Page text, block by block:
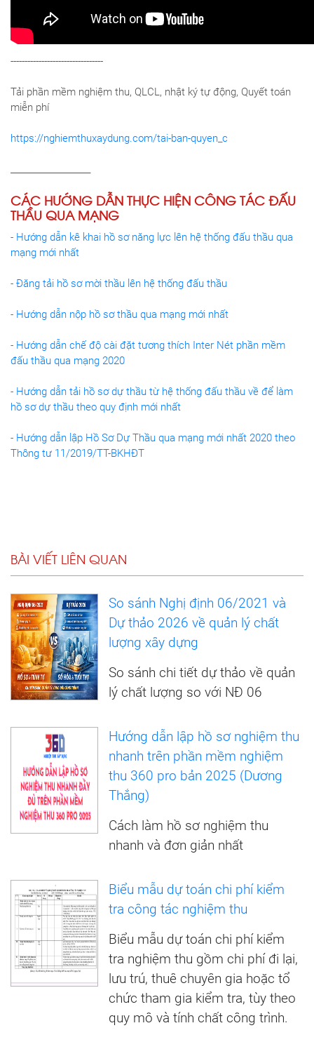
---------------------------------
Tải phần mềm nghiệm thu, QLCL, nhật ký tự động, Quyết toán
miễn phí
https://nghiemthuxaydung.com/tai-ban-quyen_c
CÁC HƯỚNG DẪN THỰC HIỆN CÔNG TÁC ĐẤU
THẦU QUA MẠNG
- Hướng dẫn kê khai hồ sơ năng lực lên hệ thống đấu thầu qua
mạng mới nhất
- Đăng tải hồ sơ mời thầu lên hệ thống đấu thầu
- Hướng dẫn nộp hồ sơ thầu qua mạng mới nhất
- Hướng dẫn chế độ cài đặt tương thích Inter Nét phần mềm
đấu thầu qua mạng 2020
- Hướng dẫn tải hồ sơ dự thầu từ hệ thống đấu thầu về để làm
hồ sơ dự thầu theo quy định mới nhất
- Hướng dẫn lập Hồ Sơ Dự Thầu qua mạng mới nhất 2020 theo
Thông tư 11/2019/TT-BKHĐT
BÀI VIẾT LIÊN QUAN
So sánh Nghị định 06/2021 và
Dự thảo 2026 về quản lý chất
lượng xây dựng
So sánh chi tiết dự thảo về quản
lý chất lượng so với NĐ 06
Hướng dẫn lập hồ sơ nghiệm thu
nhanh trên phần mềm nghiệm
thu 360 pro bản 2025 (Dương
Thắng)
Cách làm hồ sơ nghiệm thu
nhanh và đơn giản nhất
Biểu mẫu dự toán chi phí kiểm
tra công tác nghiệm thu
Biểu mẫu dự toán chi phí kiểm
tra nghiệm thu gồm chi phí đi lại,
lưu trú, thuê chuyên gia hoặc tổ
chức tham gia kiểm tra, tùy theo
quy mô và tính chất công trình.